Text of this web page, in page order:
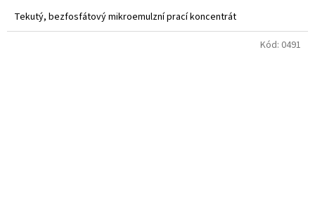
Tekutý, bezfosfátový mikroemulzní prací koncentrát
Kód: 0491